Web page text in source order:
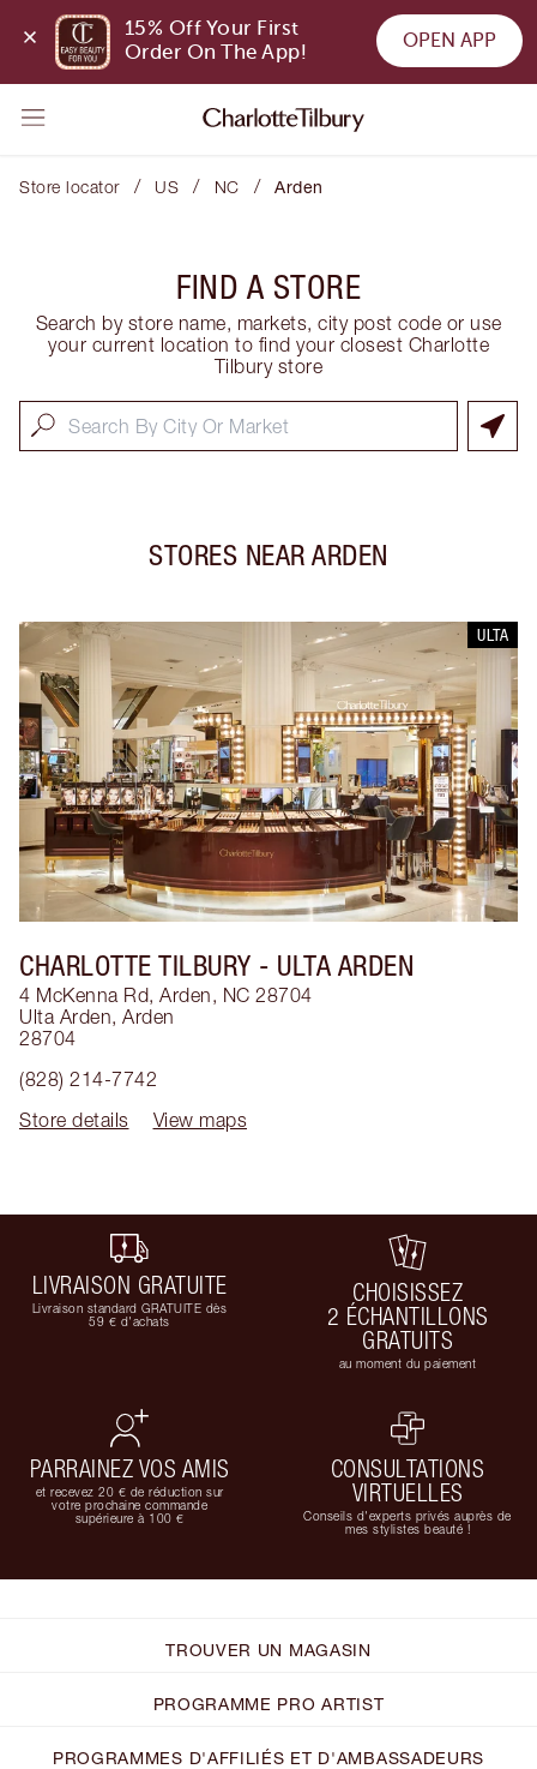
15% Off Your First
Order On The App!
OPEN APP
Store locator / US / NC / Arden
FIND A STORE
Search by store name, markets, city post code or use
your current location to find your closest Charlotte
Tilbury store
STORES NEAR ARDEN
ULTA
CHARLOTTE TILBURY - ULTA ARDEN
4 McKenna Rd, Arden, NC 28704
Ulta Arden, Arden
28704
(828) 214-7742
Store details
View maps
LIVRAISON GRATUITE
Livraison standard GRATUITE dès
59 € d'achats
CHOISISSEZ
2 ÉCHANTILLONS
GRATUITS
au moment du paiement
PARRAINEZ VOS AMIS
et recevez 20 € de réduction sur
votre prochaine commande
supérieure à 100 €
CONSULTATIONS
VIRTUELLES
Conseils d'experts privés auprès de
mes stylistes beauté !
TROUVER UN MAGASIN
PROGRAMME PRO ARTIST
PROGRAMMES D'AFFILIÉS ET D'AMBASSADEURS